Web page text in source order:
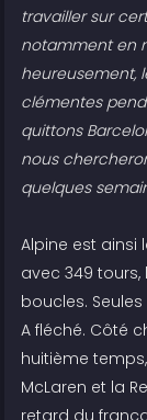
travailler sur
notamment en
heureusement,
clémentes
quittons
nous
quelques
Alpine est ainsi
avec 349
boucles.
A fléché. Côté
huitième
McLaren et la
retard du